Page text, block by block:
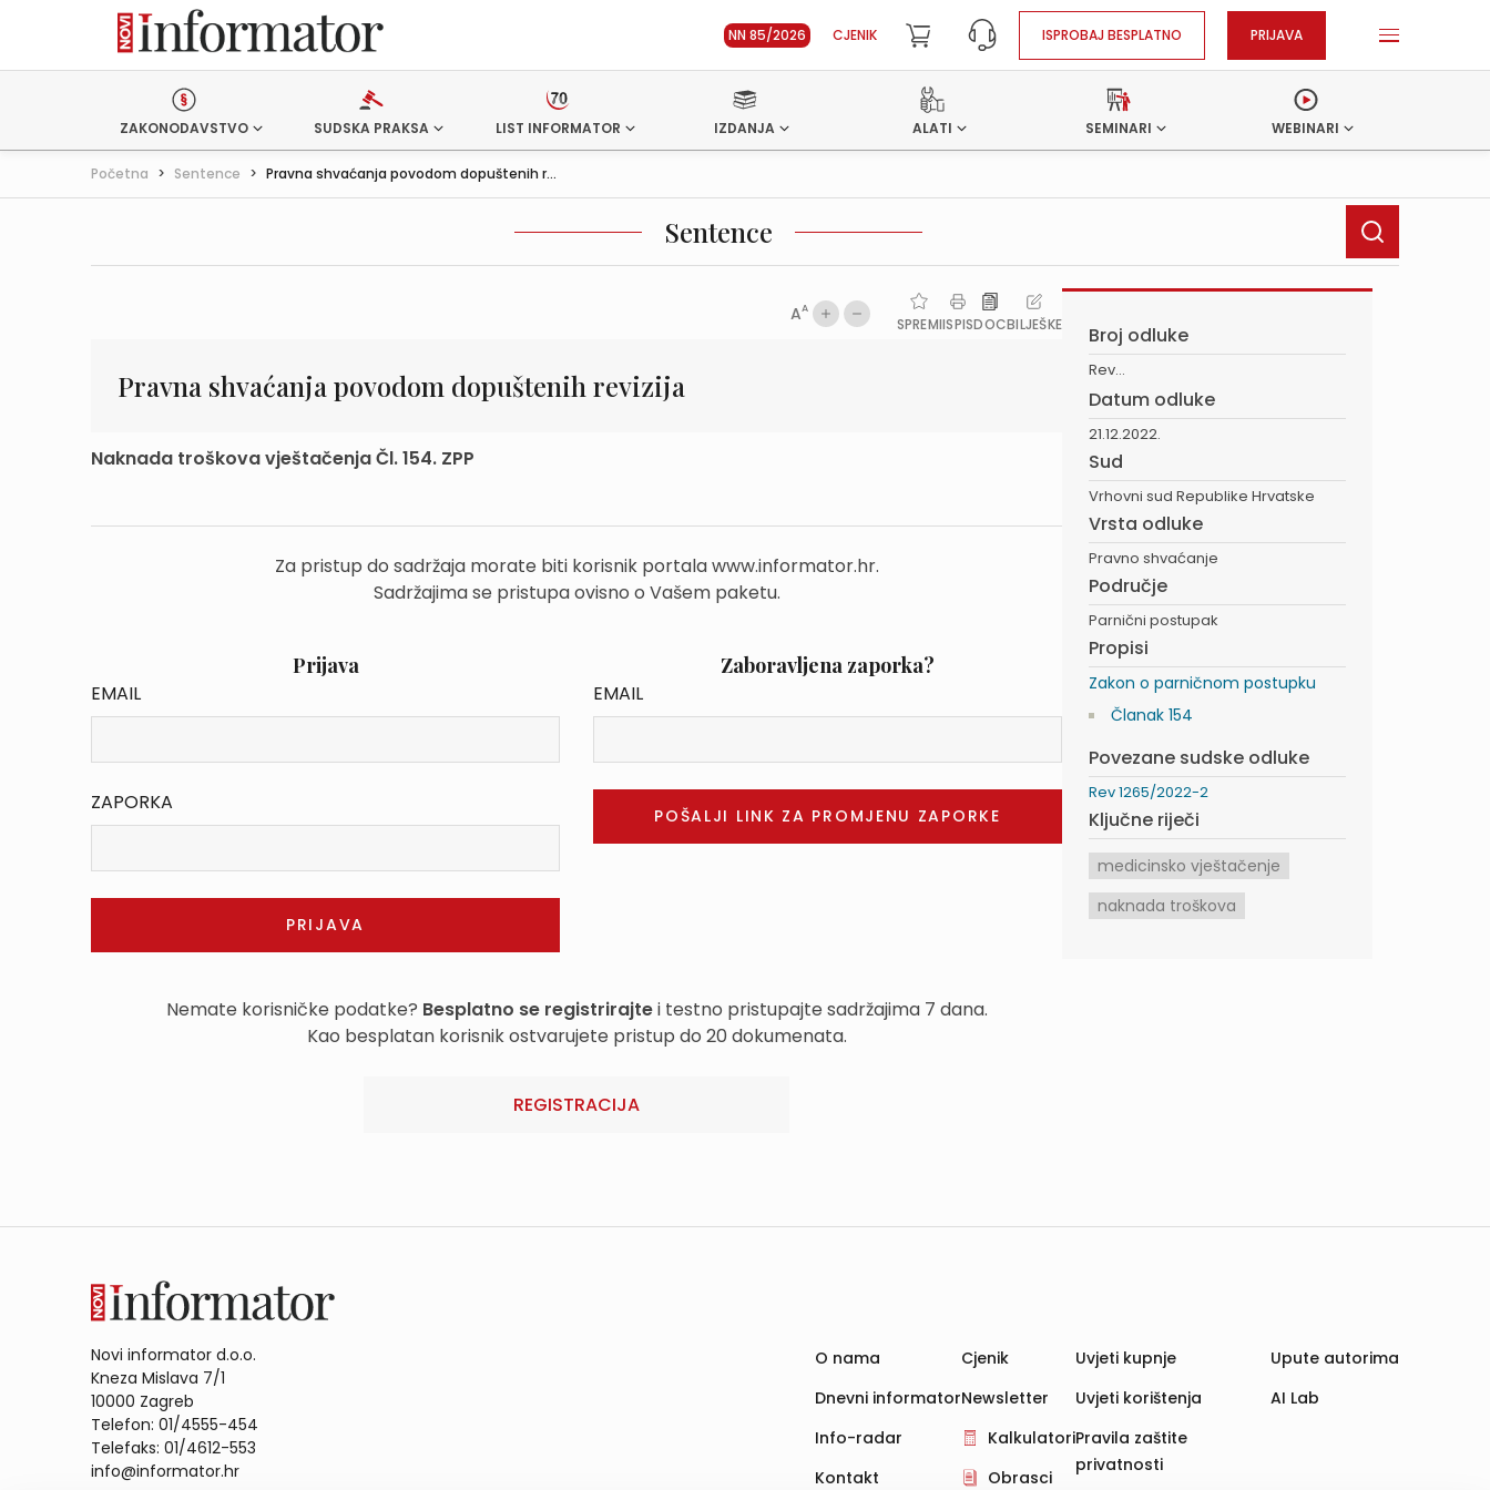
NN 85/2026 CJENIK ISPROBAJ BESPLATNO PRIJAVA
ZAKONODAVSTVO SUDSKA PRAKSA LIST INFORMATOR IZDANJA ALATI SEMINARI WEBINARI
Početna > Sentence > Pravna shvaćanja povodom dopuštenih r...
Sentence
AA
SPREMIISPISDOCBILJEŠKE
Pravna shvaćanja povodom dopuštenih revizija
Naknada troškova vještačenja Čl. 154. ZPP
Za pristup do sadržaja morate biti korisnik portala www.informator.hr.
Sadržajima se pristupa ovisno o Vašem paketu.
Prijava
EMAIL
ZAPORKA
Zaboravljena zaporka?
EMAIL
Nemate korisničke podatke? Besplatno se registrirajtei testno pristupajte sadržajima 7 dana.
Kao besplatan korisnik ostvarujete pristup do 20 dokumenata.
REGISTRACIJA
Broj odluke
Rev...
Datum odluke
21.12.2022.
Sud
Vrhovni sud Republike Hrvatske
Vrsta odluke
Pravno shvaćanje
Područje
Parnični postupak
Propisi
Zakon o parničnom postupku
Članak 154
Povezane sudske odluke
Rev 1265/2022-2
Ključne riječi
medicinsko vještačenje
naknada troškova
Novi informator d.o.o.
Kneza Mislava 7/1
10000 Zagreb
Telefon: 01/4555-454
Telefaks: 01/4612-553
info@informator.hr
O nama
Dnevni informator
Info-radar
Kontakt
Cjenik
Newsletter
Kalkulatori
Obrasci
Uvjeti kupnje
Uvjeti korištenja
Pravila zaštite
privatnosti
Upute autorima
AI Lab